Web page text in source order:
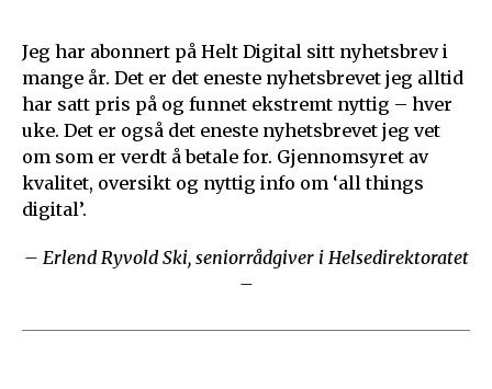
Jeg har abonnert på Helt Digital sitt nyhetsbrev i
mange år. Det er det eneste nyhetsbrevet jeg alltid
har satt pris på og funnet ekstremt nyttig – hver
uke. Det er også det eneste nyhetsbrevet jeg vet
om som er verdt å betale for. Gjennomsyret av
kvalitet, oversikt og nyttig info om ‘all things
digital’.
– Erlend Ryvold Ski, seniorrådgiver i Helsedirektoratet
–